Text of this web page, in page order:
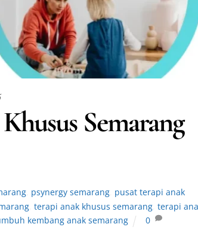
Semarang
psynergy semarang pusat terapi anak
terapi anak khusus semarang terapi
kembang anak semarang 0